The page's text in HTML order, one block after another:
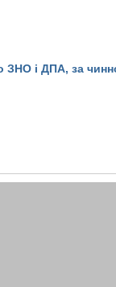
ЗНО і ДПА, за